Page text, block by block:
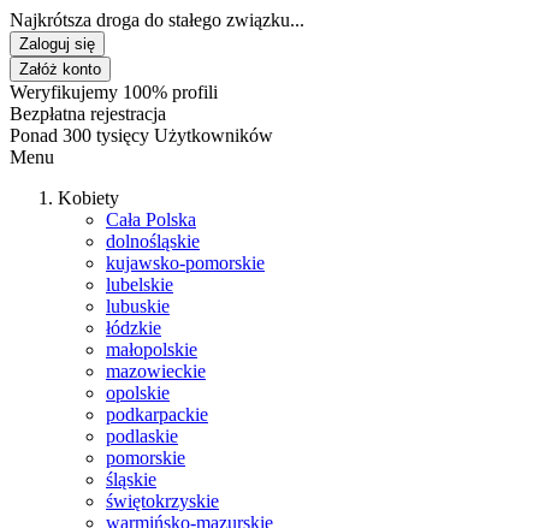
Najkrótsza droga do stałego związku...
Zaloguj się
Załóż konto
Weryfikujemy 100% profili
Bezpłatna rejestracja
Ponad 300 tysięcy Użytkowników
Menu
Kobiety
Cała Polska
dolnośląskie
kujawsko-pomorskie
lubelskie
lubuskie
łódzkie
małopolskie
mazowieckie
opolskie
podkarpackie
podlaskie
pomorskie
śląskie
świętokrzyskie
warmińsko-mazurskie